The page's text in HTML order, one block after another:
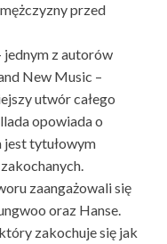
przed
jednym z autorów
New Music –
utwór całego
opowiada o
jest tytułowym
zaangażowali się
oraz Hanse.
zakochuje się jak